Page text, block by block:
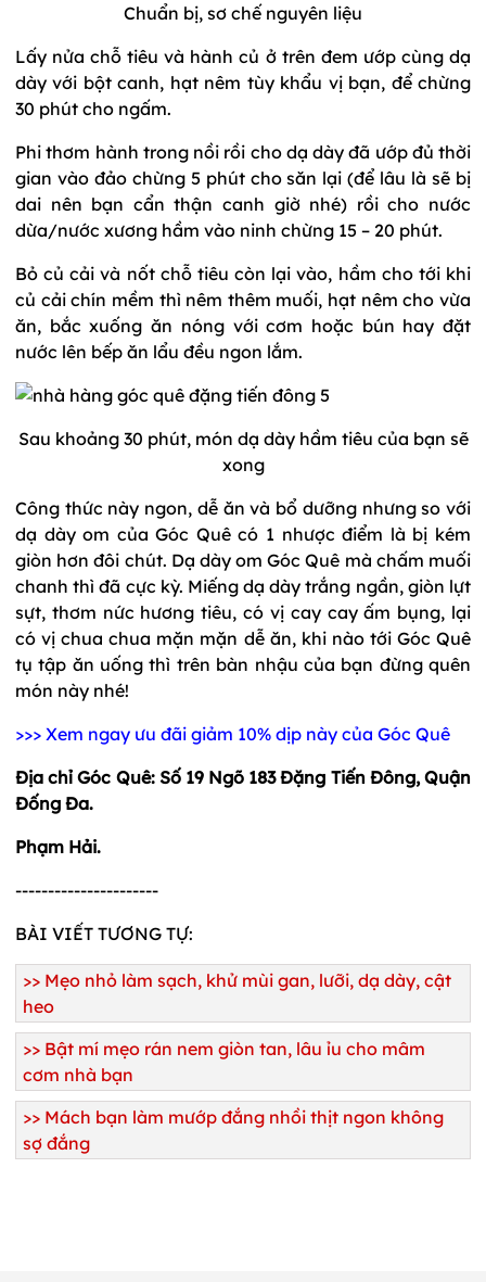
Chuẩn bị, sơ chế nguyên liệu
Lấy nửa chỗ tiêu và hành củ ở trên đem ướp cùng dạ
dày với bột canh, hạt nêm tùy khẩu vị bạn, để chừng
30 phút cho ngấm.
Phi thơm hành trong nồi rồi cho dạ dày đã ướp đủ thời
gian vào đảo chừng 5 phút cho săn lại (để lâu là sẽ bị
dai nên bạn cẩn thận canh giờ nhé) rồi cho nước
dừa/nước xương hầm vào ninh chừng 15 – 20 phút.
Bỏ củ cải và nốt chỗ tiêu còn lại vào, hầm cho tới khi
củ cải chín mềm thì nêm thêm muối, hạt nêm cho vừa
ăn, bắc xuống ăn nóng với cơm hoặc bún hay đặt
nước lên bếp ăn lẩu đều ngon lắm.
Sau khoảng 30 phút, món dạ dày hầm tiêu của bạn sẽ
xong
Công thức này ngon, dễ ăn và bổ dưỡng nhưng so với
dạ dày om của Góc Quê có 1 nhược điểm là bị kém
giòn hơn đôi chút. Dạ dày om Góc Quê mà chấm muối
chanh thì đã cực kỳ. Miếng dạ dày trắng ngần, giòn lựt
sựt, thơm nức hương tiêu, có vị cay cay ấm bụng, lại
có vị chua chua mặn mặn dễ ăn, khi nào tới Góc Quê
tụ tập ăn uống thì trên bàn nhậu của bạn đừng quên
món này nhé!
>>> Xem ngay ưu đãi giảm 10% dịp này của Góc Quê
Địa chỉ Góc Quê: Số 19 Ngõ 183 Đặng Tiến Đông, Quận
Đống Đa.
Phạm Hải.
----------------------
BÀI VIẾT TƯƠNG TỰ:
>> Mẹo nhỏ làm sạch, khử mùi gan, lưỡi, dạ dày, cật
heo
>> Bật mí mẹo rán nem giòn tan, lâu ỉu cho mâm
cơm nhà bạn
>> Mách bạn làm mướp đắng nhồi thịt ngon không
sợ đắng